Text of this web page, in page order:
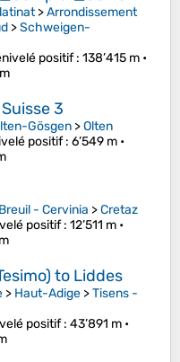
>Arrondissement
>Schweigen-
positif: 138’415 m •
3
Gösgen >Olten
positif: 6’549 m •
- Cervinia >Cretaz
positif: 12’511 m •
to Liddes
> Haut-Adige >Tisens -
positif: 43’891 m •